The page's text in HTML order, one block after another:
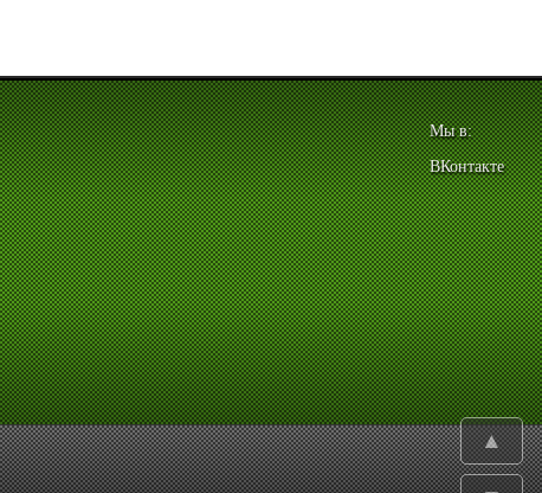
Мы в:
ВКонтакте
▲